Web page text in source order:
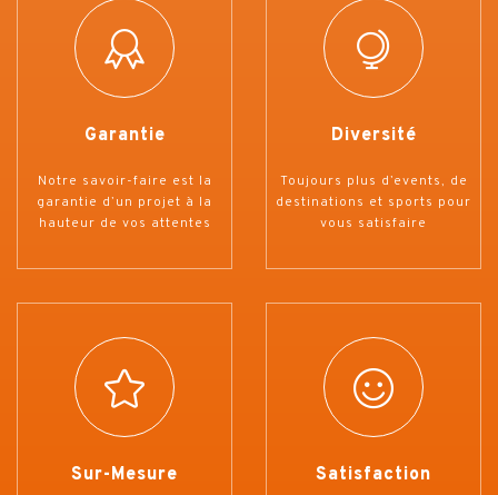
Garantie
Notre savoir-faire est la
garantie d’un projet à la
hauteur de vos attentes
Diversité
Toujours plus d’events, de
destinations et sports pour
vous satisfaire
Sur-Mesure Satisfaction